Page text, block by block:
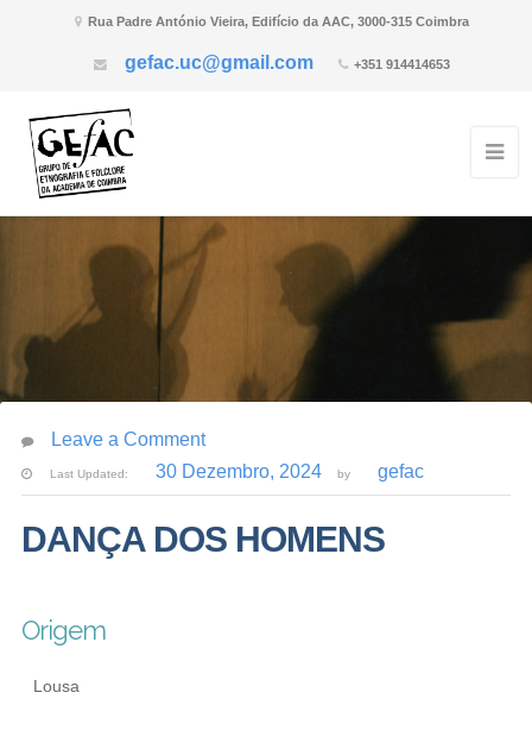
Rua Padre António Vieira, Edifício da AAC, 3000-315 Coimbra
gefac.uc@gmail.com +351 914414653
Leave a Comment
Last Updated: 30 Dezembro, 2024 by gefac
DANÇA DOS HOMENS
Origem
Lousa